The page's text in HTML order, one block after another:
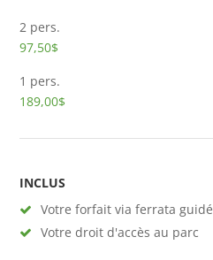
2 pers.
97,50$
1 pers.
189,00$
INCLUS
Votre forfait via ferrata guidé
Votre droit d'accès au parc